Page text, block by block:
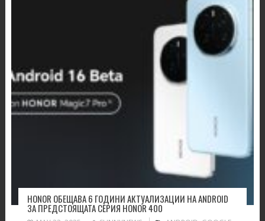
HONOR ОБЕЩАВА 6 ГОДИНИ АКТУАЛИЗАЦИИ НА ANDROID
ЗА ПРЕДСТОЯЩАТА СЕРИЯ HONOR 400